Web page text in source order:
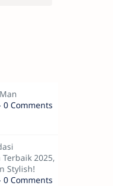
0 Comments
2025,
Stylish!
0 Comments